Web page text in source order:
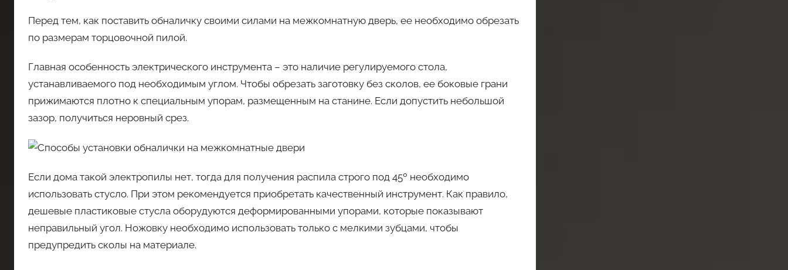
Перед тем, как поставить обналичку своими силами на межкомнатную дверь, ее необходимо обрезать
по размерам торцовочной пилой.
Главная особенность электрического инструмента – это наличие регулируемого стола,
устанавливаемого под необходимым углом. Чтобы обрезать заготовку без сколов, ее боковые грани
прижимаются плотно к специальным упорам, размещенным на станине. Если допустить небольшой
зазор, получиться неровный срез.
Если дома такой электропилы нет, тогда для получения распила строго под 45º необходимо
использовать стусло. При этом рекомендуется приобретать качественный инструмент. Как правило,
дешевые пластиковые стусла оборудуются деформированными упорами, которые показывают
неправильный угол. Ножовку необходимо использовать только с мелкими зубцами, чтобы
предупредить сколы на материале.